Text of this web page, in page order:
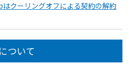
クーリングオフによる契約の解約
ついて